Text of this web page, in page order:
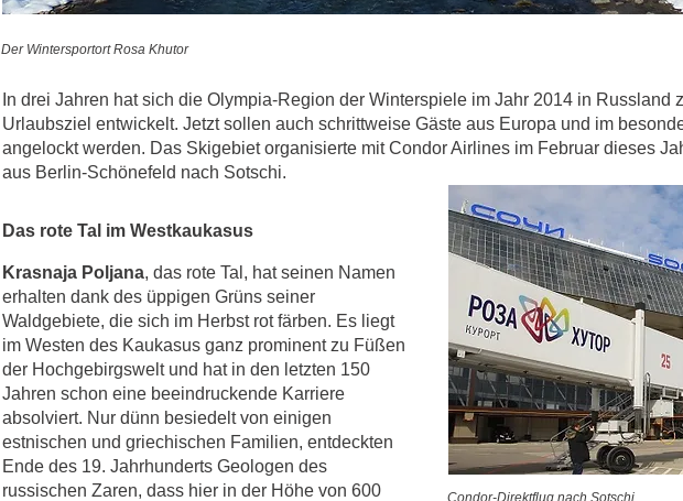
Der Wintersportort Rosa Khutor
In drei Jahren hat sich die Olympia-Region der Winterspiele im Jahr 2014 in Russland
Urlaubsziel entwickelt. Jetzt sollen auch schrittweise Gäste aus Europa und im
angelockt werden. Das Skigebiet organisierte mit Condor Airlines im Februar dieses
aus Berlin-Schönefeld nach Sotschi.
Das rote Tal im Westkaukasus
Krasnaja Poljana, das rote Tal, hat seinen Namen
erhalten dank des üppigen Grüns seiner
Waldgebiete, die sich im Herbst rot färben. Es liegt
im Westen des Kaukasus ganz prominent zu Füßen
der Hochgebirgswelt und hat in den letzten 150
Jahren schon eine beeindruckende Karriere
absolviert. Nur dünn besiedelt von einigen
estnischen und griechischen Familien, entdeckten
Ende des 19. Jahrhunderts Geologen des
russischen Zaren, dass hier in der Höhe von 600
Condor-Direktflug nach